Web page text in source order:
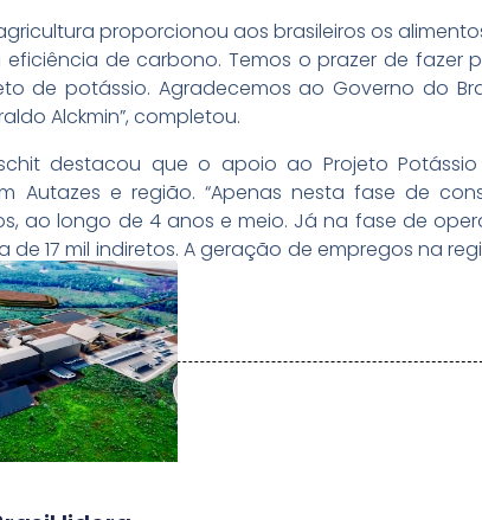
proporcionou aos brasileiros os
de carbono. Temos o prazer de fazer
de potássio. Agradecemos ao Governo do
Alckmin”, completou.
destacou que o apoio ao Projeto
e região. “Apenas nesta fase de
ao longo de 4 anos e meio. Já na fase de
17 mil indiretos. A geração de empregos na